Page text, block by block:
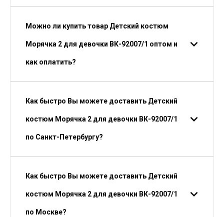
Можно ли купить товар Детский костюм
Морячка 2 для девочки ВК-92007/1 оптом и
как оплатить?
Как быстро Вы можете доставить Детский
костюм Морячка 2 для девочки ВК-92007/1
по Санкт-Петербургу?
Как быстро Вы можете доставить Детский
костюм Морячка 2 для девочки ВК-92007/1
по Москве?